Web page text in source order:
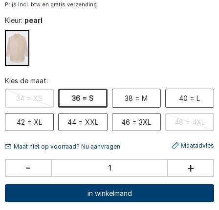
Prijs incl. btw en gratis verzending.
Kleur: pearl
Kies de maat:
34 = XS 36 = S 38 = M 40 = L
42 = XL 44 = XXL 46 = 3XL 48 = 4XL
Maat niet op voorraad? Nu aanvragen Maatadvies
- +
in winkelmand